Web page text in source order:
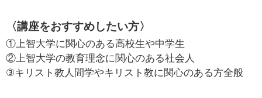
〈講座をおすすめしたい方〉
①上智大学に関心のある高校生や中学生
②上智大学の教育理念に関心のある社会人
③キリスト教人間学やキリスト教に関心のある方全般